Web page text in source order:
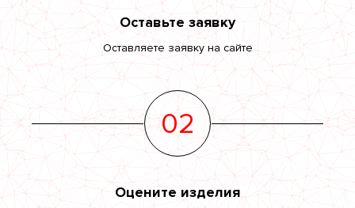
Оставьте заявку
Оставляете заявку на сайте
02
Оцените изделия